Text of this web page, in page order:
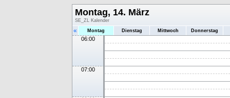
Montag, 14. März
SE_ZL Kalender
« Montag Dienstag Mittwoch Donnerstag
06:00
07:00